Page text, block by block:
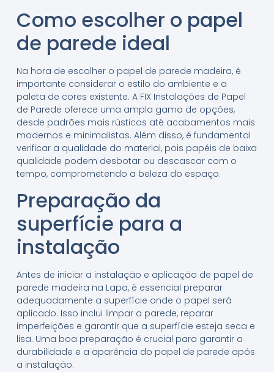
Como escolher o papel
de parede ideal
Na hora de escolher o papel de parede madeira, é
importante considerar o estilo do ambiente e a
paleta de cores existente. A FIX Instalações de Papel
de Parede oferece uma ampla gama de opções,
desde padrões mais rústicos até acabamentos mais
modernos e minimalistas. Além disso, é fundamental
verificar a qualidade do material, pois papéis de baixa
qualidade podem desbotar ou descascar com o
tempo, comprometendo a beleza do espaço.
Preparação da
superfície para a
instalação
Antes de iniciar a instalação e aplicação de papel de
parede madeira na Lapa, é essencial preparar
adequadamente a superfície onde o papel será
aplicado. Isso inclui limpar a parede, reparar
imperfeições e garantir que a superfície esteja seca e
lisa. Uma boa preparação é crucial para garantir a
durabilidade e a aparência do papel de parede após
a instalação.